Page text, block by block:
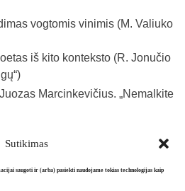
Sutikimas
saugoti ir (arba) pasiekti naudojame tokias technologijas kaip
vogtomis vinimis (M. Valiuko
iš kito konteksto (R. Jonučio
Marcinkevičius. „Nemalkite